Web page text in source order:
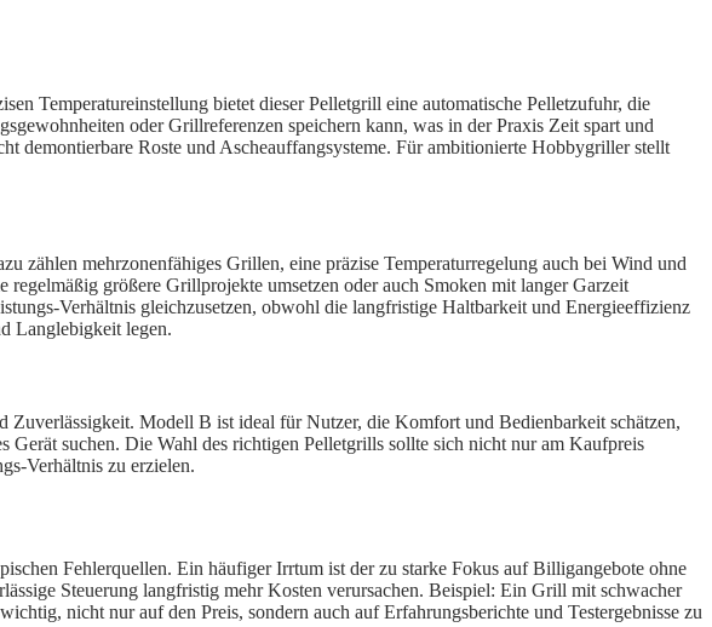
Temperatureinstellung bietet dieser Pelletgrill eine automatische Pelletzufuhr, die
oder Grillreferenzen speichern kann, was in der Praxis Zeit spart und
demontierbare Roste und Ascheauffangsysteme. Für ambitionierte Hobbygriller stellt
zählen mehrzonenfähiges Grillen, eine präzise Temperaturregelung auch bei Wind und
größere Grillprojekte umsetzen oder auch Smoken mit langer Garzeit
Verhältnis gleichzusetzen, obwohl die langfristige Haltbarkeit und Energieeffizienz
Langlebigkeit legen.
Zuverlässigkeit. Modell B ist ideal für Nutzer, die Komfort und Bedienbarkeit schätzen,
Gerät suchen. Die Wahl des richtigen Pelletgrills sollte sich nicht nur am Kaufpreis
Verhältnis zu erzielen.
Fehlerquellen. Ein häufiger Irrtum ist der zu starke Fokus auf Billigangebote ohne
Steuerung langfristig mehr Kosten verursachen. Beispiel: Ein Grill mit schwacher
nicht nur auf den Preis, sondern auch auf Erfahrungsberichte und Testergebnisse zu